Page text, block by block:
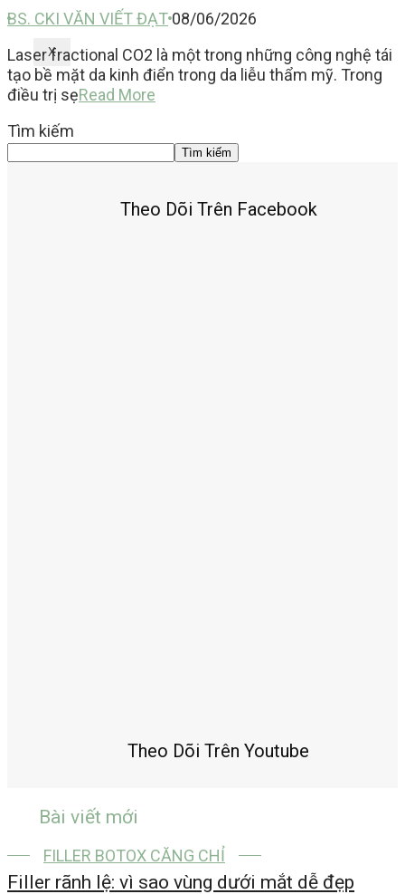
X
BS. CKI VĂN VIẾT ĐẠT 08/06/2026
Laser fractional CO2 là một trong những công nghệ tái
tạo bề mặt da kinh điển trong da liễu thẩm mỹ. Trong
điều trị sẹRead More
Tìm kiếm
Tìm kiếm
Theo Dõi Trên Facebook
Theo Dõi Trên Youtube
Bài viết mới
FILLER BOTOX CĂNG CHỈ
Filler rãnh lệ: vì sao vùng dưới mắt dễ đẹp